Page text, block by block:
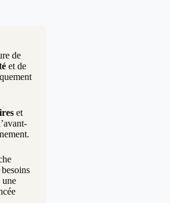
de
et de
et
une